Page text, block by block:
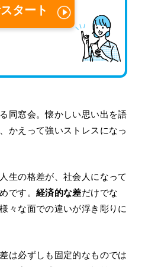
タート
同窓会。懐かしい思い出を語
かえって強いストレスになっ
生の格差が、社会人になって
です。 経済的な差だけでな
々な面での違いが浮き彫りに
は必ずしも固定的なものでは